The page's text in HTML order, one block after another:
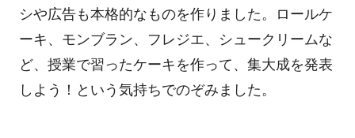
シや広告も本格的なものを作りました。ロールケ
ーキ、モンブラン、フレジエ、シュークリームな
ど、授業で習ったケーキを作って、集大成を発表
しよう！という気持ちでのぞみました。